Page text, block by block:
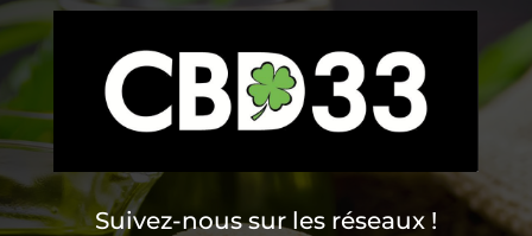
Suivez-nous sur les réseaux !